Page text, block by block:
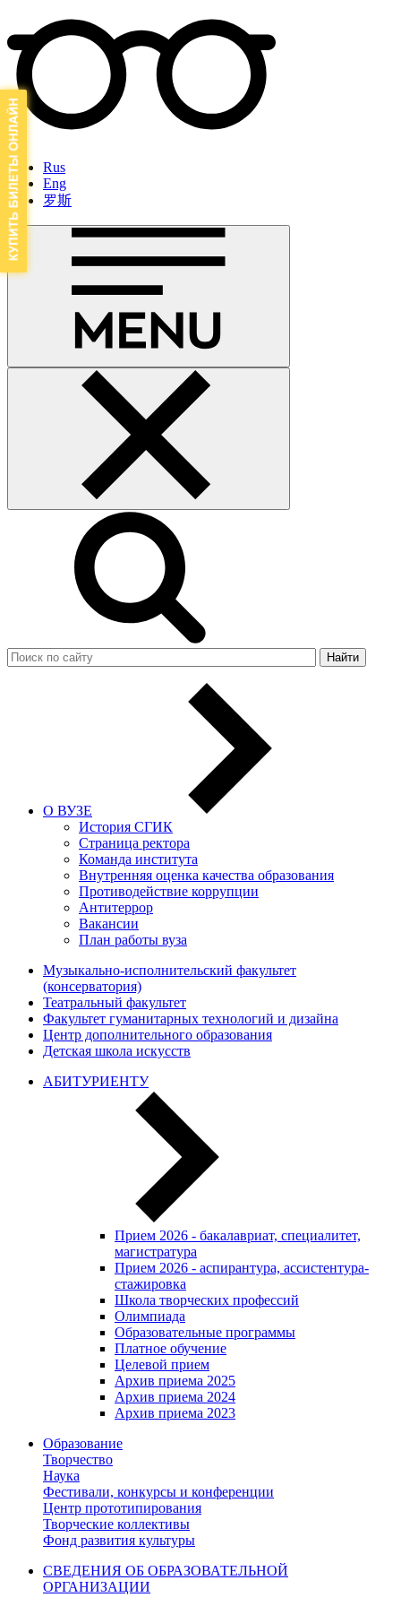
Rus
Eng
罗斯
Найти
О ВУЗЕ
История СГИК
Страница ректора
Команда института
Внутренняя оценка качества образования
Противодействие коррупции
Антитеррор
Вакансии
План работы вуза
Музыкально-исполнительский факультет
(консерватория)
Театральный факультет
Факультет гуманитарных технологий и дизайна
Центр дополнительного образования
Детская школа искусств
АБИТУРИЕНТУ
Прием 2026 - бакалавриат, специалитет,
магистратура
Прием 2026 - аспирантура, ассистентура-
стажировка
Школа творческих профессий
Олимпиада
Образовательные программы
Платное обучение
Целевой прием
Архив приема 2025
Архив приема 2024
Архив приема 2023
Образование
Творчество
Наука
Фестивали, конкурсы и конференции
Центр прототипирования
Творческие коллективы
Фонд развития культуры
СВЕДЕНИЯ ОБ ОБРАЗОВАТЕЛЬНОЙ
ОРГАНИЗАЦИИ